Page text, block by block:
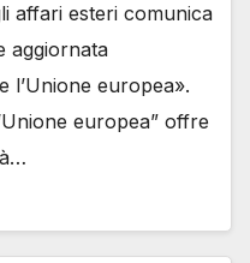
affari esteri comunica
aggiornata
l’Unione europea».
europea” offre